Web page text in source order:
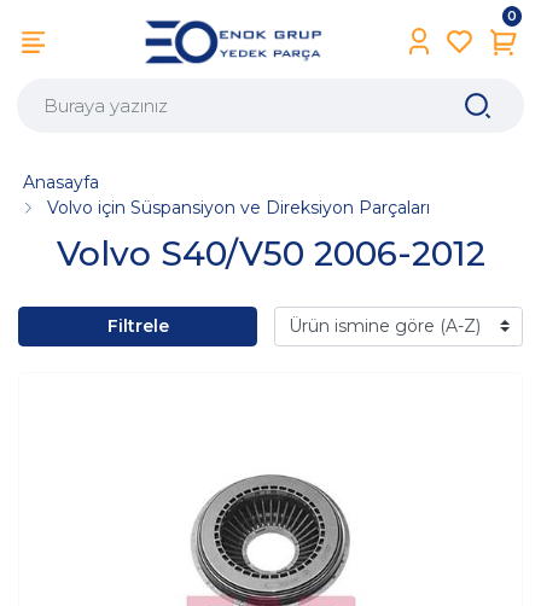
0
Volvo S40/V50 2006-2012
Anasayfa
Volvo için Süspansiyon ve Direksiyon Parçaları
Filtrele